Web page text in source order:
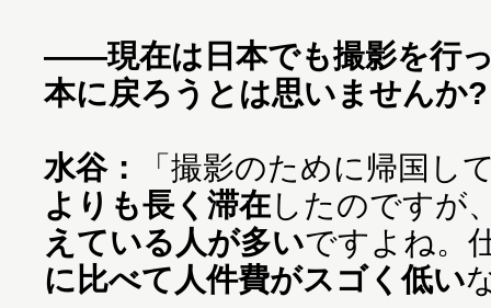
——現在は日本でも撮影を行
本に戻ろうとは思いませんか?
水谷：
「撮影のために帰国し
よりも長く滞在したのですが
えている人が多いですよね。
に比べて人件費がスゴく低い